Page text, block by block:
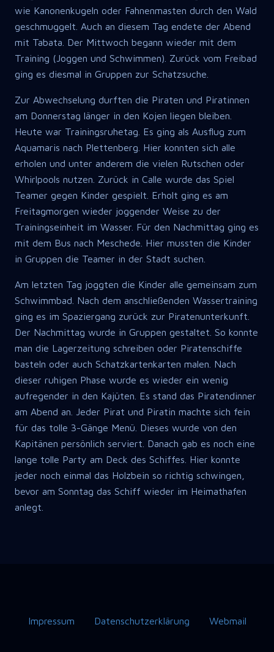
wie Kanonenkugeln oder Fahnenmasten durch den Wald
geschmuggelt. Auch an diesem Tag endete der Abend
mit Tabata. Der Mittwoch begann wieder mit dem
Training (Joggen und Schwimmen). Zurück vom Freibad
ging es diesmal in Gruppen zur Schatzsuche.
Zur Abwechselung durften die Piraten und Piratinnen
am Donnerstag länger in den Kojen liegen bleiben.
Heute war Trainingsruhetag. Es ging als Ausflug zum
Aquamaris nach Plettenberg. Hier konnten sich alle
erholen und unter anderem die vielen Rutschen oder
Whirlpools nutzen. Zurück in Calle wurde das Spiel
Teamer gegen Kinder gespielt. Erholt ging es am
Freitagmorgen wieder joggender Weise zu der
Trainingseinheit im Wasser. Für den Nachmittag ging es
mit dem Bus nach Meschede. Hier mussten die Kinder
in Gruppen die Teamer in der Stadt suchen.
Am letzten Tag joggten die Kinder alle gemeinsam zum
Schwimmbad. Nach dem anschließenden Wassertraining
ging es im Spaziergang zurück zur Piratenunterkunft.
Der Nachmittag wurde in Gruppen gestaltet. So konnte
man die Lagerzeitung schreiben oder Piratenschiffe
basteln oder auch Schatzkartenkarten malen. Nach
dieser ruhigen Phase wurde es wieder ein wenig
aufregender in den Kajüten. Es stand das Piratendinner
am Abend an. Jeder Pirat und Piratin machte sich fein
für das tolle 3-Gänge Menü. Dieses wurde von den
Kapitänen persönlich serviert. Danach gab es noch eine
lange tolle Party am Deck des Schiffes. Hier konnte
jeder noch einmal das Holzbein so richtig schwingen,
bevor am Sonntag das Schiff wieder im Heimathafen
anlegt.
Impressum Datenschutzerklärung Webmail